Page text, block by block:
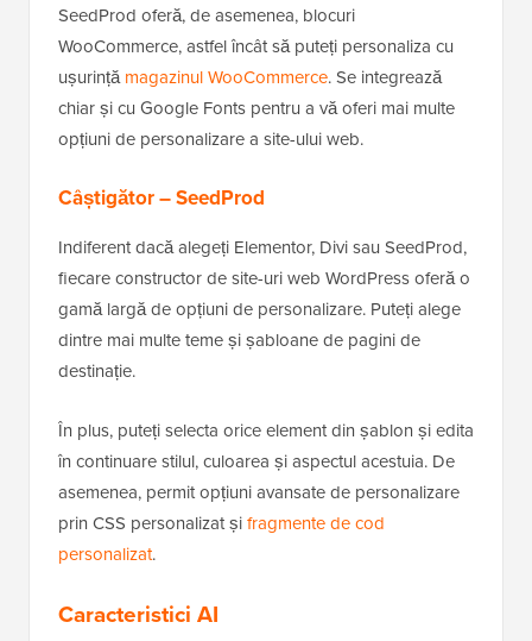
SeedProd oferă, de asemenea, blocuri
WooCommerce, astfel încât să puteți personaliza cu
ușurințămagazinul WooCommerce. Se integrează
chiar și cu Google Fonts pentru a vă oferi mai multe
opțiuni de personalizare a site-ului web.
Câștigător – SeedProd
Indiferent dacă alegeți Elementor, Divi sau SeedProd,
fiecare constructor de site-uri web WordPress oferă o
gamă largă de opțiuni de personalizare. Puteți alege
dintre mai multe teme și șabloane de pagini de
destinație.
În plus, puteți selecta orice element din șablon și edita
în continuare stilul, culoarea și aspectul acestuia. De
asemenea, permit opțiuni avansate de personalizare
prin CSS personalizat șifragmente de cod
personalizat.
Caracteristici AI